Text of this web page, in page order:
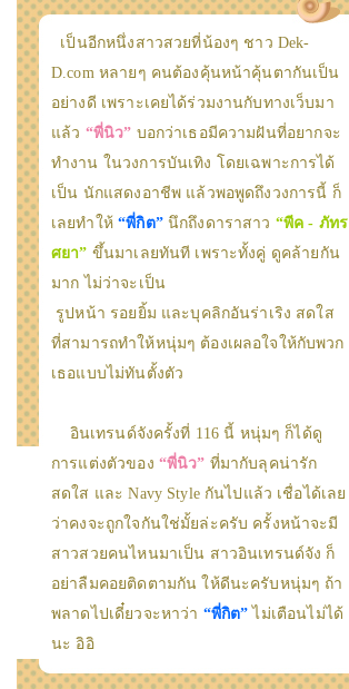
เป็นอีกหนึ่งสาวสวยที่น้องๆ ชาว Dek-
D.com หลายๆ คนต้องคุ้นหน้าคุ้นตากันเป็น
อย่างดี เพราะเคยได้ร่วมงานกับทางเว็บมา
แล้ว “พี่นิว” บอกว่าเธอมีความฝันที่อยากจะ
ทำงาน ในวงการบันเทิง โดยเฉพาะการได้
เป็น นักแสดงอาชีพ แล้วพอพูดถึงวงการนี้ ก็
เลยทำให้“พี่กิต”นึกถึงดาราสาว “พีค - ภัทร
ศยา” ขึ้นมาเลยทันที เพราะทั้งคู่ ดูคล้ายกัน
มาก ไม่ว่าจะเป็น
รูปหน้า รอยยิ้ม และบุคลิกอันร่าเริง สดใส
ที่สามารถทำให้หนุ่มๆ ต้องเผลอใจให้กับพวก
เธอแบบไม่ทันตั้งตัว
อินเทรนด์จังครั้งที่ 116 นี้ หนุ่มๆ ก็ได้ดู
การแต่งตัวของ “พี่นิว” ที่มากับลุคน่ารัก
สดใส และ Navy Style กันไปแล้ว เชื่อได้เลย
ว่าคงจะถูกใจกันใช่มั้ยล่ะครับ ครั้งหน้าจะมี
สาวสวยคนไหนมาเป็น สาวอินเทรนด์จัง ก็
อย่าลืมคอยติดตามกัน ให้ดีนะครับหนุ่มๆ ถ้า
พลาดไปเดี๋ยวจะหาว่า “พี่กิต” ไม่เตือนไม่ได้
นะ อิอิ